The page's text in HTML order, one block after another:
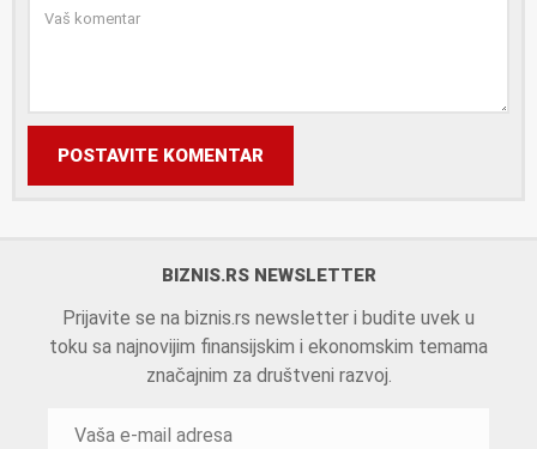
POSTAVITE KOMENTAR
BIZNIS.RS NEWSLETTER
Prijavite se na biznis.rs newsletter i budite uvek u
toku sa najnovijim finansijskim i ekonomskim temama
značajnim za društveni razvoj.